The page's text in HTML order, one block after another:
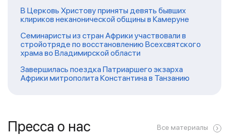
В Церковь Христову приняты девять бывших
клириков неканонической общины в Камеруне
Семинаристы из стран Африки участвовали в
стройотряде по восстановлению Всехсвятского
храма во Владимирской области
Завершилась поездка Патриаршего экзарха
Африки митрополита Константина в Танзанию
Пресса о нас Все материалы